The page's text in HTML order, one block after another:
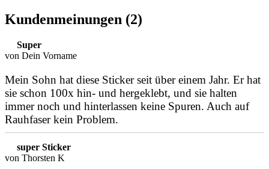
Kundenmeinungen (2)
Super
von Dein Vorname
Mein Sohn hat diese Sticker seit über einem Jahr. Er hat
sie schon 100x hin- und hergeklebt, und sie halten
immer noch und hinterlassen keine Spuren. Auch auf
Rauhfaser kein Problem.
super Sticker
von Thorsten K